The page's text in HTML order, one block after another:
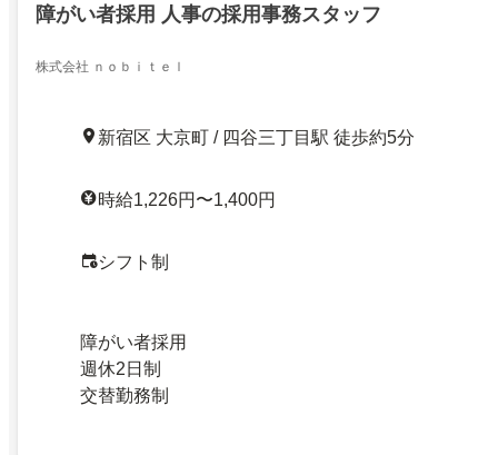
障がい者採用 人事の採用事務スタッフ
株式会社 ｎｏｂｉｔｅｌ
新宿区 大京町 / 四谷三丁目駅 徒歩約5分
時給1,226円〜1,400円
シフト制
障がい者採用
週休2日制
交替勤務制